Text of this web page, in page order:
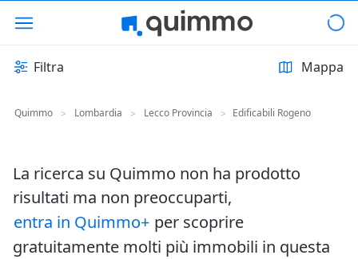
Filtra Mappa
Quimmo > Lombardia > Lecco Provincia > Edificabili Rogeno
La ricerca su Quimmo non ha prodotto
risultati ma non preoccuparti,
entra in Quimmo+ per scoprire
gratuitamente molti più immobili in questa